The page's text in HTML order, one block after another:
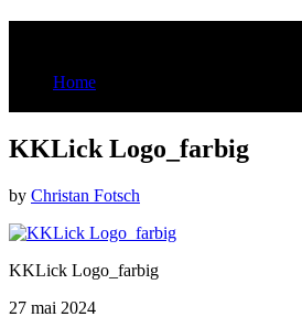
Home
KKLick Logo_farbig
by Christan Fotsch
KKLick Logo_farbig
27 mai 2024